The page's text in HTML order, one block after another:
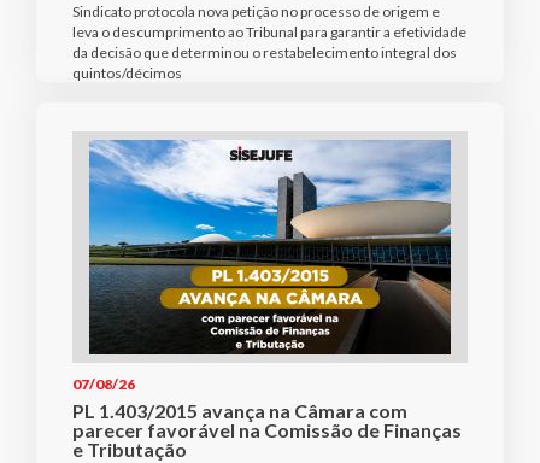
Sindicato protocola nova petição no processo de origem e
leva o descumprimento ao Tribunal para garantir a efetividade
da decisão que determinou o restabelecimento integral dos
quintos/décimos
07/08/26
PL 1.403/2015 avança na Câmara com
parecer favorável na Comissão de Finanças
e Tributação